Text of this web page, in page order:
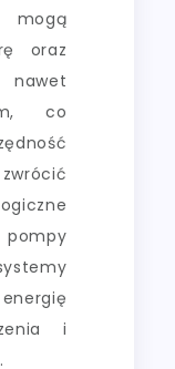
mogą
oraz
nawet
co
i